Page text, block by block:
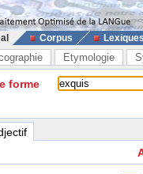
Corpus
Etymologie
forme